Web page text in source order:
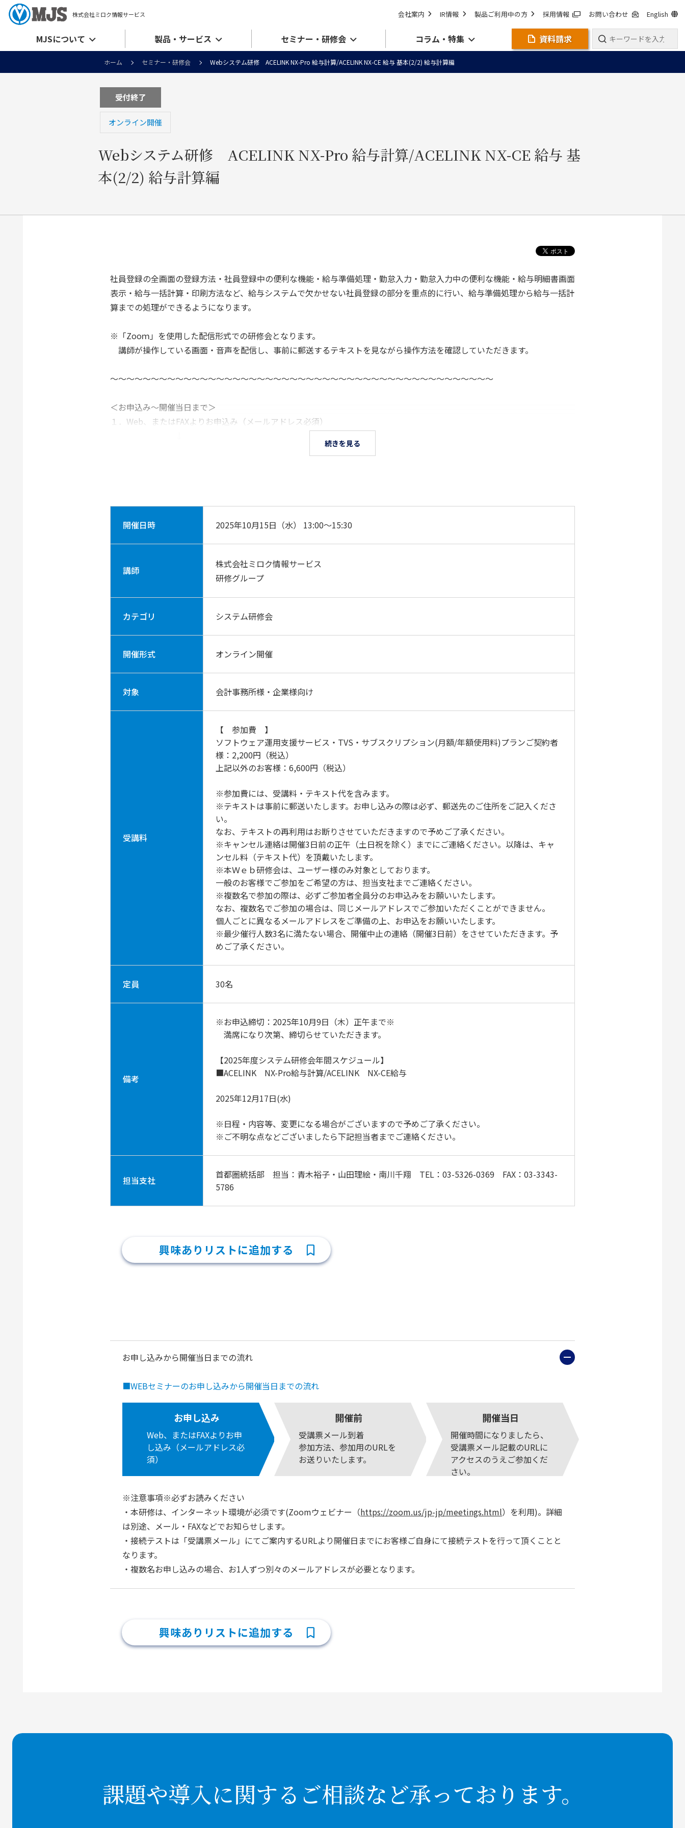
株式会社ミロク情報サービス 会社案内 IR情報 製品ご利用中の方 採用情報 お問い合わせ English
MJSについて 製品・サービス セミナー・研修会 コラム・特集 資料請求
ホーム セミナー・研修会 Webシステム研修 ACELINK NX-Pro 給与計算/ACELINK NX-CE 給与 基本(2/2) 給与計算編
受付終了
オンライン開催
Webシステム研修 ACELINK NX-Pro 給与計算/ACELINK NX-CE 給与 基
本(2/2) 給与計算編
社員登録の全画面の登録方法・社員登録中の便利な機能・給与準備処理・勤怠入力・勤怠入力中の便利な機能・給与明細書画面
表示・給与一括計算・印刷方法など、給与システムで欠かせない社員登録の部分を重点的に行い、給与準備処理から給与一括計
算までの処理ができるようになります。
※「Zooｍ」を使用した配信形式での研修会となります。
講師が操作している画面・音声を配信し、事前に郵送するテキストを見ながら操作方法を確認していただきます。
～～～～～～～～～～～～～～～～～～～～～～～～～～～～～～～～～～～～～～～～～～～～～～～
＜お申込み～開催当日まで＞
１．Web、またはFAXよりお申込み（メールアドレス必須）
続きを見る
開催日時 2025年10月15日（水） 13:00～15:30
講師
株式会社ミロク情報サービス
研修グループ
カテゴリ システム研修会
開催形式 オンライン開催
対象 会計事務所様・企業様向け
受講料
【 参加費 】
ソフトウェア運用支援サービス・TVS・サブスクリプション(月額/年額使用料)プランご契約者
様：2,200円（税込）
上記以外のお客様：6,600円（税込）
※参加費には、受講料・テキスト代を含みます。
※テキストは事前に郵送いたします。お申し込みの際は必ず、郵送先のご住所をご記入くださ
い。
なお、テキストの再利用はお断りさせていただきますので予めご了承ください。
※キャンセル連絡は開催3日前の正午（土日祝を除く）までにご連絡ください。以降は、キャ
ンセル料（テキスト代）を頂戴いたします。
※本Ｗｅｂ研修会は、ユーザー様のみ対象としております。
一般のお客様でご参加をご希望の方は、担当支社までご連絡ください。
※複数名で参加の際は、必ずご参加者全員分のお申込みをお願いいたします。
なお、複数名でご参加の場合は、同じメールアドレスでご参加いただくことができません。
個人ごとに異なるメールアドレスをご準備の上、お申込をお願いいたします。
※最少催行人数3名に満たない場合、開催中止の連絡（開催3日前）をさせていただきます。予
めご了承ください。
定員 30名
備考
※お申込締切：2025年10月9日（木）正午まで※
満席になり次第、締切らせていただきます。
【2025年度システム研修会年間スケジュール】
■ACELINK NX-Pro給与計算/ACELINK NX-CE給与
2025年12月17日(水)
※日程・内容等、変更になる場合がございますので予めご了承ください。
※ご不明な点などございましたら下記担当者までご連絡ください。
担当支社
首都圏統括部 担当：青木裕子・山田理絵・南川千翔 TEL：03-5326-0369 FAX：03-3343-
5786
興味ありリストに追加する
お申し込みから開催当日までの流れ
■WEBセミナーのお申し込みから開催当日までの流れ
お申し込み
Web、またはFAXよりお申
し込み（メールアドレス必
須）
開催前
受講票メール到着
参加方法、参加用のURLを
お送りいたします。
開催当日
開催時間になりましたら、
受講票メール記載のURLに
アクセスのうえご参加くだ
さい。
※注意事項※必ずお読みください
・本研修は、インターネット環境が必須です(Zoomウェビナー（https://zoom.us/jp-jp/meetings.html）を利用)。詳細
は別途、メール・FAXなどでお知らせします。
・接続テストは「受講票メール」にてご案内するURLより開催日までにお客様ご自身にて接続テストを行って頂くことと
なります。
・複数名お申し込みの場合、お1人ずつ別々のメールアドレスが必要となります。
興味ありリストに追加する
課題や導入に関するご相談など承っております。